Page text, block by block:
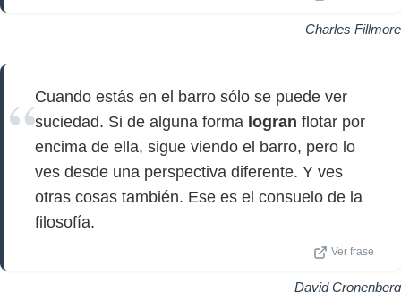
Charles Fillmore
Cuando estás en el barro sólo se puede ver
suciedad. Si de alguna forma logran flotar por
encima de ella, sigue viendo el barro, pero lo
ves desde una perspectiva diferente. Y ves
otras cosas también. Ese es el consuelo de la
filosofía.
Ver frase
David Cronenberg